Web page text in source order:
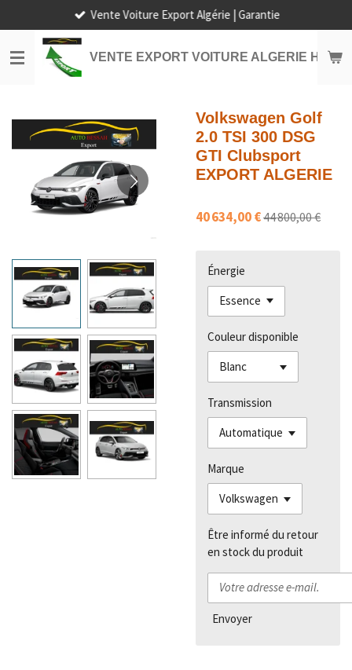
au
contenu
principal
VENTE EXPORT VOITURE ALGERIE HORS
Vente Voiture Export Algérie | Garantie
Volkswagen Golf
2.0 TSI 300 DSG
GTI Clubsport
EXPORT ALGERIE
40 634,00 €44 800,00 €
Énergie
Couleur disponible
Transmission
Marque
Être informé du retour
en stock du produit
Envoyer